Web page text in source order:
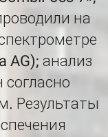
на
AG); анализ
Результаты